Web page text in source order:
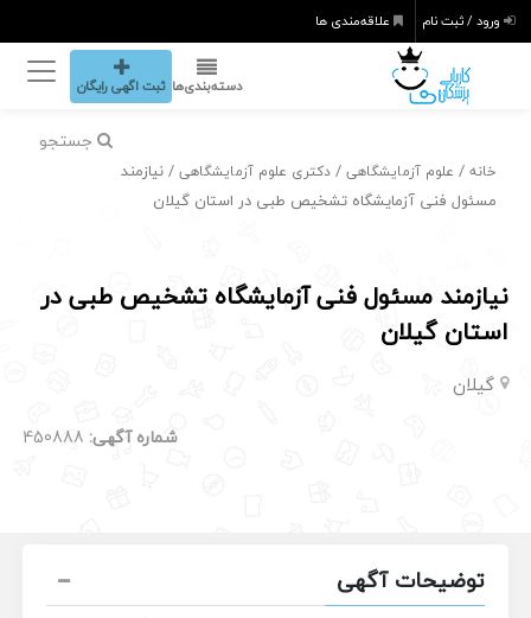
ورود / ثبت نام علاقه‌مندی ها
دسته‌بندی‌ها ثبت اگهی رایگان
جستجو
خانه / علوم آزمایشگاهی /دکتری علوم آزمایشگاهی / نیازمند
مسئول فنی آزمایشگاه تشخیص طبی در استان گیلان
نیازمند مسئول فنی آزمایشگاه تشخیص طبی در
استان گیلان
گیلان
شماره آگهی: 450888
توضیحات آگهی